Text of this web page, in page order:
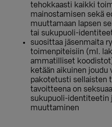
tehokkaasti kaikki
mainostamisen sekä
muuttamaan lapsen
tai sukupuoli-
suosittaa jäsenmaita
toimenpiteisiin (ml.
ammatilliset
ketään aikuinen joudu
pakotetusti sellaisten
tavoitteena on
sukupuoli-identiteetin
muuttaminen